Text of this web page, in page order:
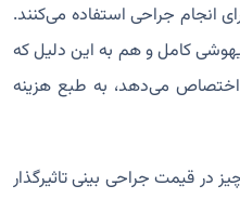
انجام جراحی استفاده می‌کنند.
کامل و هم به این دلیل که
اختصاص می‌دهد، به طبع هزینه
در قیمت جراحی بینی تاثیرگذار